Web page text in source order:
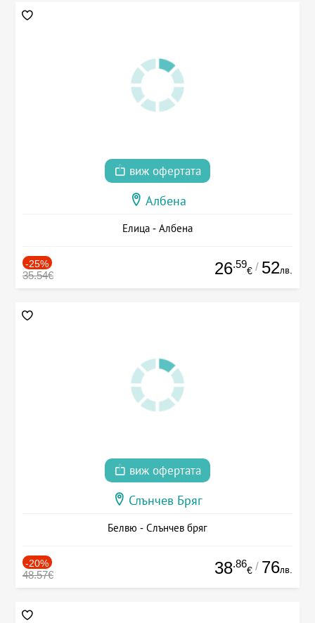
виж офертата
Албена
Елица - Албена
-25%
35.54€ 26.59
€ / 52лв.
виж офертата
Слънчев Бряг
Белвю - Слънчев бряг
-20%
48.57€ 38.86
€ / 76лв.